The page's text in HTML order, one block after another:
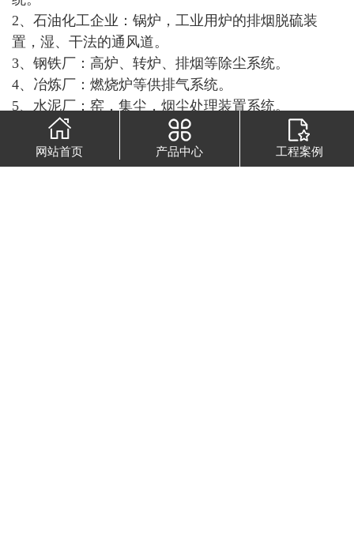
2、石油化工企业：锅炉，工业用炉的排烟脱硫装
置，湿、干法的通风道。
3、钢铁厂：高炉、转炉、排烟等除尘系统。
4、冶炼厂：燃烧炉等供排气系统。
5、水泥厂：窑，集尘，烟尘处理装置系统。
6、装置类：集尘器，吸收塔，空气加热器，鼓风机
各设备进出口。
网站首页 产品中心 工程案例